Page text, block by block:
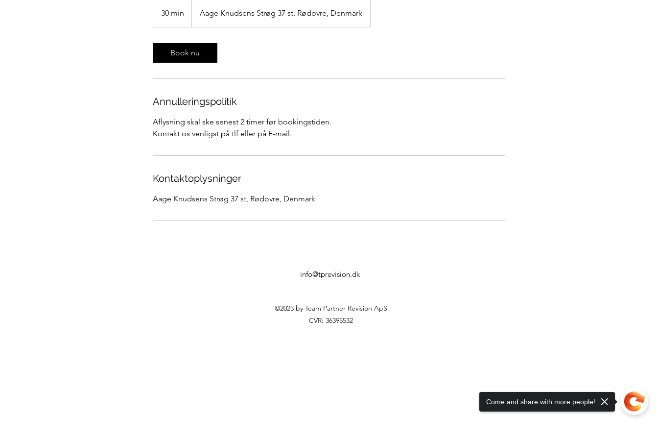
30 min
0
i
Aage Knudsens Strøg 37 st, Rødovre, Denmark
Book nu
Annulleringspolitik
Aflysning skal ske senest 2 timer før bookingstiden.
Kontakt os venligst på tlf eller på E-mail.
Kontaktoplysninger
Aage Knudsens Strøg 37 st, Rødovre, Denmark
info@tprevision.dk
©2023 by Team Partner Revision ApS
CVR: 36395532
Come and share with more people!